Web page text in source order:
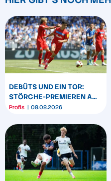
DEBÜTS UND EIN TOR:
STÖRCHE-PREMIEREN AM
„BÖLLE“
Profis 08.08.2026